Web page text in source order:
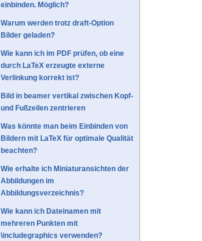
einbinden. Möglich?
Warum werden trotz draft-Option
Bilder geladen?
Wie kann ich im PDF prüfen, ob eine
durch LaTeX erzeugte externe
Verlinkung korrekt ist?
Bild in beamer vertikal zwischen Kopf-
und Fußzeilen zentrieren
Was könnte man beim Einbinden von
Bildern mit LaTeX für optimale Qualität
beachten?
Wie erhalte ich Miniaturansichten der
Abbildungen im
Abbildungsverzeichnis?
Wie kann ich Dateinamen mit
mehreren Punkten mit
\includegraphics verwenden?